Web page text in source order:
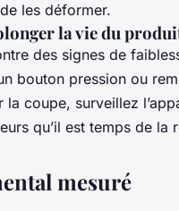
les déformer.
la vie du
des signes de
bouton pression ou
coupe, surveillez
qu’il est temps de la
mesuré